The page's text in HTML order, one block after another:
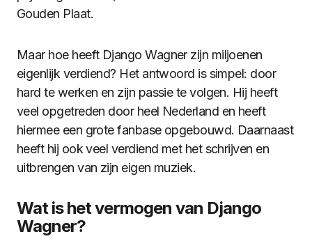
Gouden Plaat.
Maar hoe heeft Django Wagner zijn miljoenen
eigenlijk verdiend? Het antwoord is simpel: door
hard te werken en zijn passie te volgen. Hij heeft
veel opgetreden door heel Nederland en heeft
hiermee een grote fanbase opgebouwd. Daarnaast
heeft hij ook veel verdiend met het schrijven en
uitbrengen van zijn eigen muziek.
Wat is het vermogen van Django
Wagner?